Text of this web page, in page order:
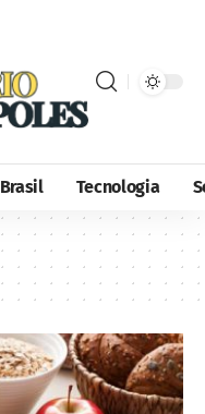
Brasil Tecnologia